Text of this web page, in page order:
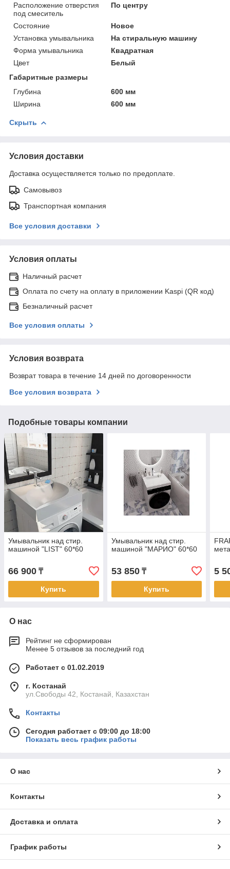
Расположение отверстия
под смеситель
По центру
Состояние
Новое
Установка умывальника
На стиральную машину
Форма умывальника
Квадратная
Цвет
Белый
Габаритные размеры
Глубина
600 мм
Ширина
600 мм
Скрыть
Условия доставки
Доставка осуществляется только по предоплате.
Самовывоз
Транспортная компания
Все условия доставки
Условия оплаты
Наличный расчет
Оплата по счету на оплату в приложении Kaspi (QR код)
Безналичный расчет
Все условия оплаты
Условия возврата
Возврат товара в течение 14 дней по договоренности
Все условия возврата
Подобные товары компании
Умывальник над стир.
машиной "LIST" 60*60
66 900 ₸
Купить
Умывальник над стир.
машиной "МАРИО" 60*60
53 850₸
Купить
5
О нас
Рейтинг не сформирован
Менее 5 отзывов за последний год
Работает с 01.02.2019
г. Костанай
ул.Свободы 42, Костанай, Казахстан
Контакты
Сегодня работает с 09:00 до 18:00
Показать весь график работы
О нас
Контакты
Доставка и оплата
График работы